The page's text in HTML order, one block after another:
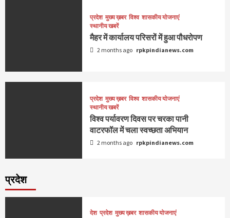
प्रदेश मुख्य ख़बर विश्व शासकीय योजनाएं
स्थानीय खबरें
मैहर में कार्यालय परिसरों में हुआ पौधरोपण
2 months ago rpkpindianews.com
प्रदेश मुख्य ख़बर विश्व शासकीय योजनाएं
स्थानीय खबरें
विश्व पर्यावरण दिवस पर चरका पानी
वाटरफॉल में चला स्वच्छता अभियान
2 months ago rpkpindianews.com
प्रदेश
देश प्रदेश मुख्य ख़बर शासकीय योजनाएं